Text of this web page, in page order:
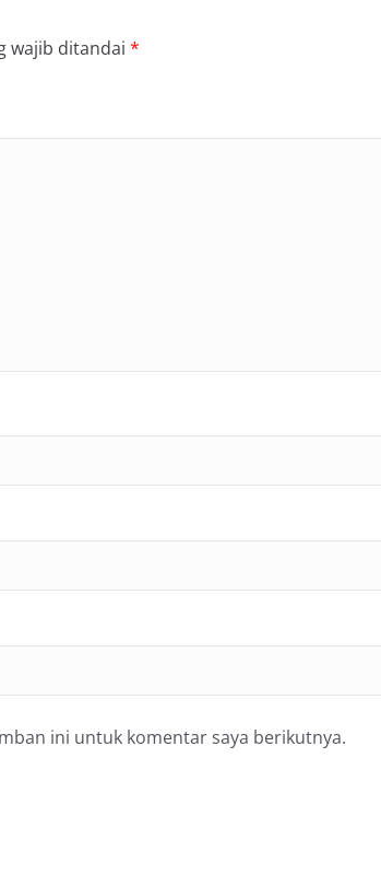
wajib ditandai *
ini untuk komentar saya berikutnya.